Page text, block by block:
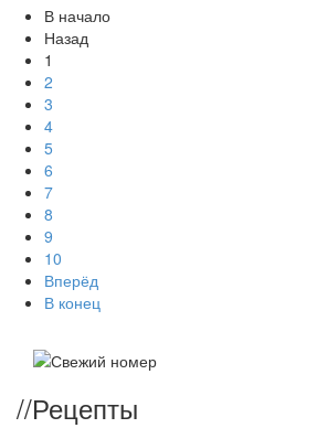
В начало
Назад
1
2
3
4
5
6
7
8
9
10
Вперёд
В конец
//Рецепты